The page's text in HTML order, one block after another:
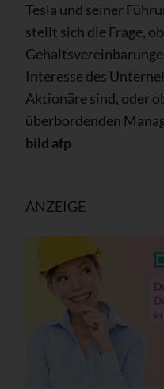
Tesla und seiner
stellt sich die Frage,
Interesse des
Aktionäre sind, oder
überbordenden
bild afp
ANZEIGE